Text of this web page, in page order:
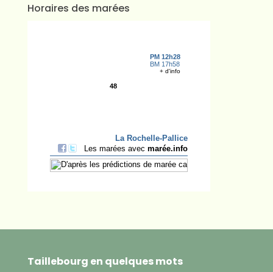
Horaires des marées
Taillebourg en quelques mots